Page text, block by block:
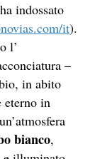
indossato
it).
l’
–
in abito
eterno in
bianco,